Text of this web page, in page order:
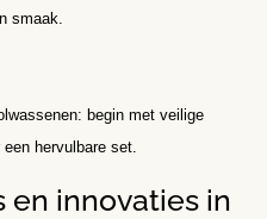
smaak.
begin met veilige
hervulbare set.
en innovaties in